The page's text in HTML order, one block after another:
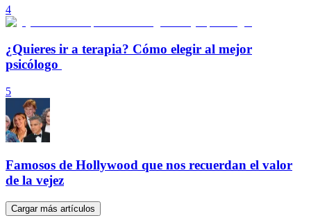
4
¿Quieres ir a terapia? Cómo elegir al mejor
psicólogo
5
Famosos de Hollywood que nos recuerdan el valor
de la vejez
Cargar más artículos